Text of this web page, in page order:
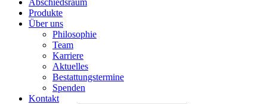
Abschiedsraum
Produkte
Über uns
Philosophie
Team
Karriere
Aktuelles
Bestattungstermine
Spenden
Kontakt